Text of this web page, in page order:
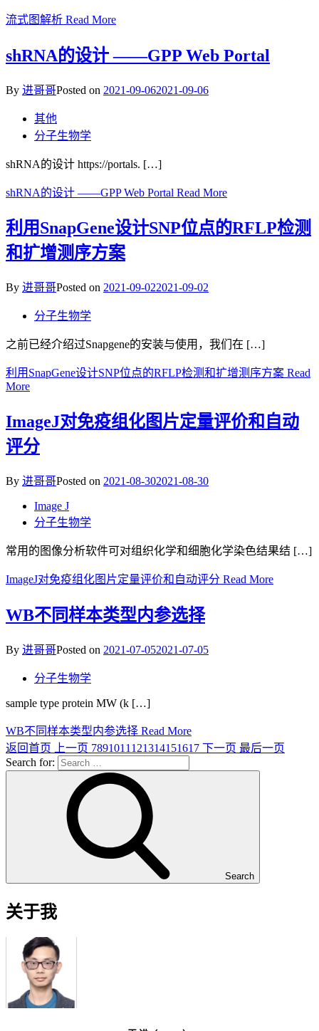
流式图解析 Read More
shRNA的设计 ——GPP Web Portal
By 进哥哥Posted on 2021-09-062021-09-06
其他
分子生物学
shRNA的设计 https://portals. […]
shRNA的设计 ——GPP Web Portal Read More
利用SnapGene设计SNP位点的RFLP检测
和扩增测序方案
By 进哥哥Posted on 2021-09-022021-09-02
分子生物学
之前已经介绍过Snapgene的安装与使用，我们在 […]
利用SnapGene设计SNP位点的RFLP检测和扩增测序方案 Read
More
ImageJ对免疫组化图片定量评价和自动
评分
By 进哥哥Posted on 2021-08-302021-08-30
Image J
分子生物学
常用的图像分析软件可对组织化学和细胞化学染色结果结 […]
ImageJ对免疫组化图片定量评价和自动评分 Read More
WB不同样本类型内参选择
By 进哥哥Posted on 2021-07-052021-07-05
分子生物学
sample type protein MW (k […]
WB不同样本类型内参选择 Read More
返回首页
上一页 7891011 121314151617 下一页 最后一页
Search for:
Search
关于我